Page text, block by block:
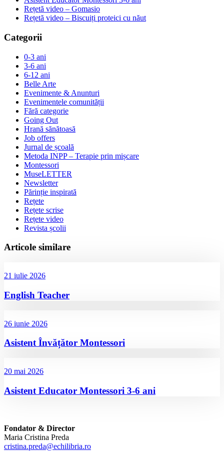
Rețetă video – Gomasio
Rețetă video – Biscuiți proteici cu năut
Categorii
0-3 ani
3-6 ani
6-12 ani
Belle Arte
Evenimente & Anunturi
Evenimentele comunității
Fără categorie
Going Out
Hrană sănătoasă
Job offers
Jurnal de școală
Metoda INPP – Terapie prin mișcare
Montessori
MuseLETTER
Newsletter
Părinție inspirată
Rețete
Rețete scrise
Rețete video
Revista școlii
Articole similare
21 iulie 2026
English Teacher
26 iunie 2026
Asistent Învățător Montessori
20 mai 2026
Asistent Educator Montessori 3-6 ani
Fondator & Director
Maria Cristina Preda
cristina.preda@echilibria.ro